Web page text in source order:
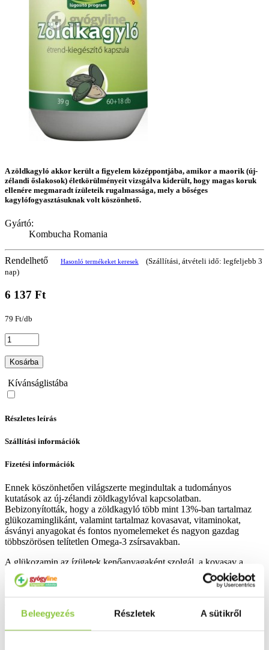
Beleegyezés Részletek A sütikről
A zöldkagyló akkor került a figyelem középpontjába, amikor a maorik (új-
zélandi őslakosok) életkörülményeit vizsgálva kiderült, hogy magas koruk
ellenére megmaradt ízületeik rugalmassága, mely a bőséges
kagylófogyasztásuknak volt köszönhető.
Gyártó:
Kombucha Romania
Rendelhető Hasonló termékeket keresek
(Szállítási, átvételi idő: legfeljebb 3
nap)
6 137 Ft
79 Ft/db
Kosárba
Kívánságlistába
Részletes leírás
Szállítási információk
Fizetési információk
Ennek köszönhetően világszerte megindultak a tudományos
kutatások az új-zélandi zöldkagylóval kapcsolatban.
Bebizonyították, hogy a zöldkagyló több mint 13%-ban tartalmaz
glükozaminglikánt, valamint tartalmaz kovasavat, vitaminokat,
ásványi anyagokat és fontos nyomelemeket és nagyon gazdag
többszörösen telítetlen Omega-3 zsírsavakban.
A glükozamin az ízületek kenőanyagaként szolgál, a kovasav a
csontokat és a kötőszöveteket erősíti.
Vitaminok közül C-, E-, B6-, B12- vitamint és folsavat tartalmaz,
ásványi anyagok közül kalciumot, káliumot és magnéziumot. Az